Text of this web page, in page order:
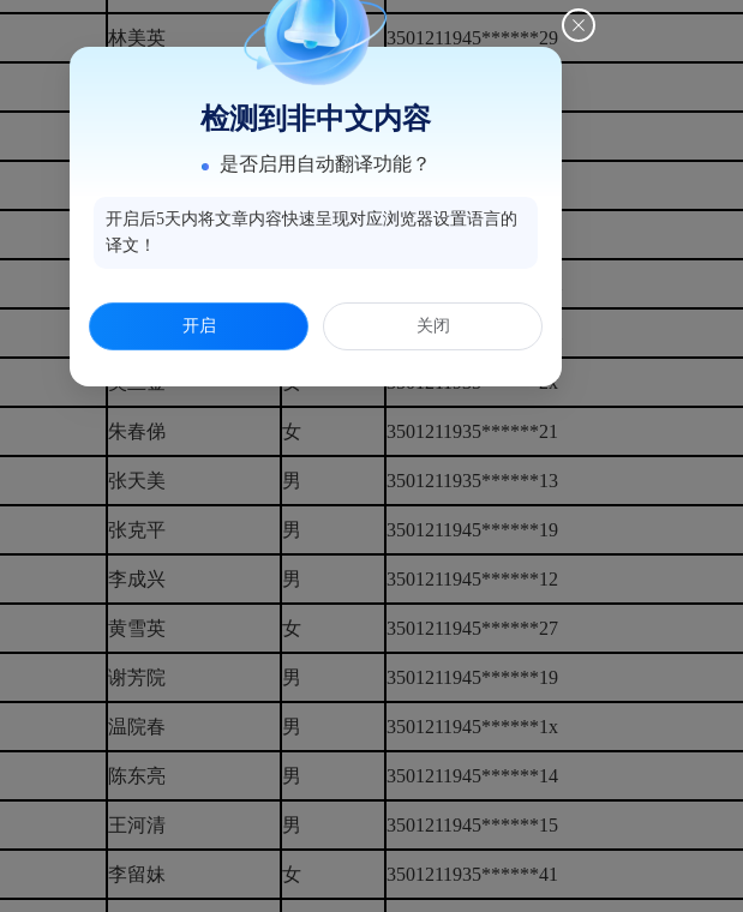
林美英 女 3501211945******29
男
男 3501211945******31
黄修明
3501211935******1X
吴兰金 女 3501211935******2x
朱春俤 女 3501211935******21
张天美 男 3501211935******13
张克平 男 3501211945******19
李成兴 男 3501211945******12
黄雪英 女 3501211945******27
谢芳院 男 3501211945******19
温院春 男 3501211945******1x
陈东亮 男 3501211945******14
王河清 男 3501211945******15
李留妹 女 3501211935******41
检测到非中文内容
是否启用自动翻译功能？
开启后5天内将文章内容快速呈现对应浏览器设置语言的
译文！
开启 关闭